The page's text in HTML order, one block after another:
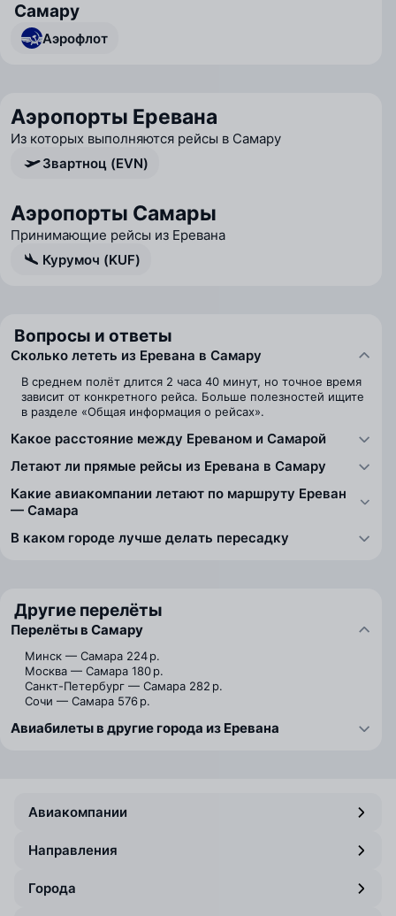
Самару
Аэрофлот
Аэропорты Еревана
Из которых выполняются рейсы в Самару
Звартноц (EVN)
Аэропорты Самары
Принимающие рейсы из Еревана
Курумоч (KUF)
Вопросы и ответы
Сколько лететь из Еревана в Самару
В среднем полёт длится 2 часа 40 минут, но точное время
зависит от конкретного рейса. Больше полезностей ищите
в разделе «Общая информация о рейсах».
Какое расстояние между Ереваном и Самарой
Летают ли прямые рейсы из Еревана в Самару
Какие авиакомпании летают по маршруту Ереван
— Самара
В каком городе лучше делать пересадку
Другие перелёты
Перелёты в Самару
Минск — Самара 224 р.
Москва — Самара 180 р.
Санкт-Петербург — Самара 282 р.
Сочи — Самара 576 р.
Авиабилеты в другие города из Еревана
Авиакомпании
Направления
Города